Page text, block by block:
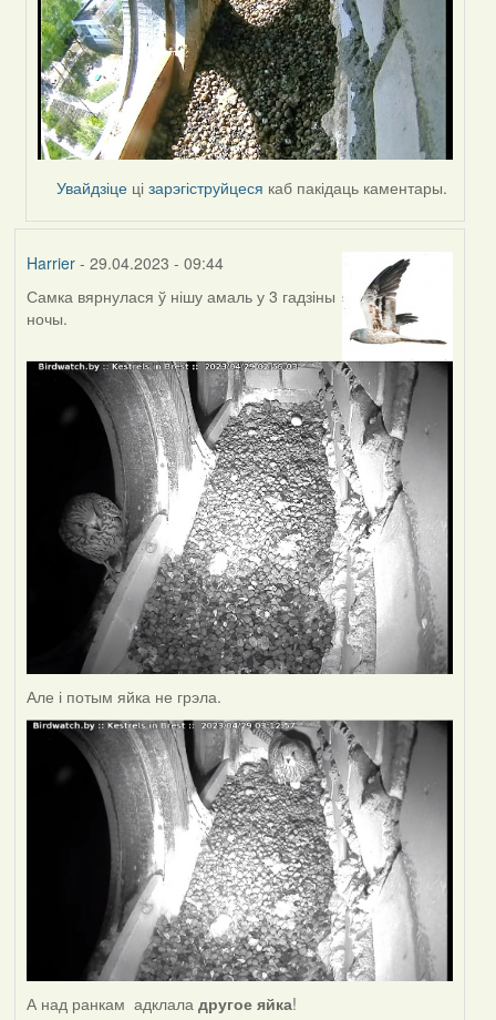
Увайдзіце цізарэгіструйцеся каб пакідаць каментары.
Harrier- 29.04.2023 - 09:44
Самка вярнулася ў нішу амаль у 3 гадзіны
ночы.
Але і потым яйка не грэла.
А над ранкам адклала другое яйка!